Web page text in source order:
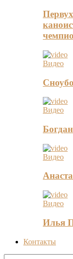
Видео
Видео
Видео
Видео
Илья
Контакты